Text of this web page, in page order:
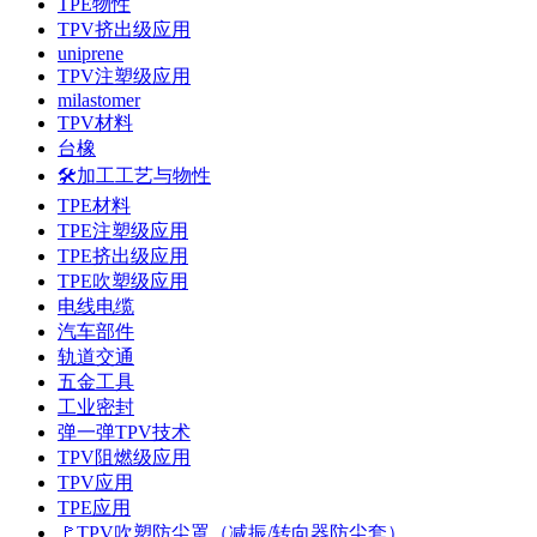
TPV挤出级应用
uniprene
TPV注塑级应用
milastomer
TPV材料
台橡
🛠️加工工艺与物性
TPE材料
TPE注塑级应用
TPE挤出级应用
TPE吹塑级应用
电线电缆
汽车部件
轨道交通
五金工具
工业密封
弹一弹TPV技术
TPV阻燃级应用
TPV应用
TPE应用
🚩TPV吹塑防尘罩（减振/转向器防尘套）